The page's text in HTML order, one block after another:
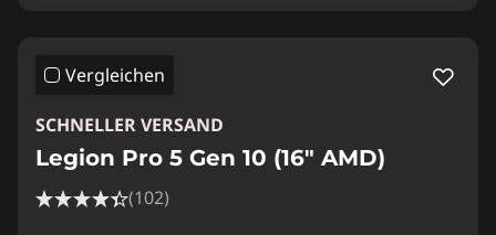
Vergleichen
SCHNELLER VERSAND
Legion Pro 5 Gen 10 (16" AMD)
(102)